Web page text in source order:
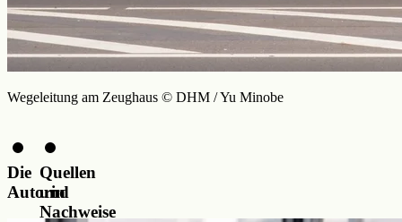
Wegeleitung am Zeughaus © DHM / Yu Minobe
Die
Autorin
Quellen
und
Nachweise